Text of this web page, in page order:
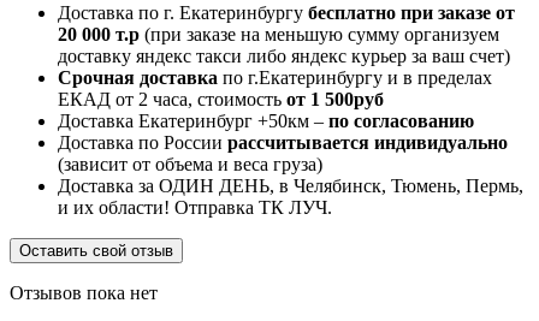
Доставка по г. Екатеринбургу бесплатно при заказе от
20 000 т.р (при заказе на меньшую сумму организуем
доставку яндекс такси либо яндекс курьер за ваш счет)
Срочная доставка по г.Екатеринбургу и в пределах
ЕКАД от 2 часа, стоимость от 1 500руб
Доставка Екатеринбург +50км – по согласованию
Доставка по России рассчитывается индивидуально
(зависит от объема и веса груза)
Доставка за ОДИН ДЕНЬ, в Челябинск, Тюмень, Пермь,
и их области! Отправка ТК ЛУЧ.
Оставить свой отзыв
Отзывов пока нет